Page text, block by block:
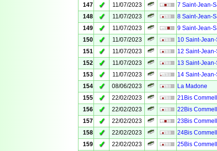
147
✓ 11/07/2023
7 Saint-Jean-
148
✓ 11/07/2023
8 Saint-Jean-
149
✓ 11/07/2023
9 Saint-Jean-
150
✓ 11/07/2023
10 Saint-
151
✓ 11/07/2023
12 Saint-
152
✓ 11/07/2023
13 Saint-
153
✓ 11/07/2023
14 Saint-
154
✓ 08/06/2023
La Madone
155
✓ 22/02/2023
21Bis
156
✓ 22/02/2023
22Bis
157
✓ 22/02/2023
23Bis
158
✓ 22/02/2023
24Bis
159
✓ 22/02/2023
25Bis